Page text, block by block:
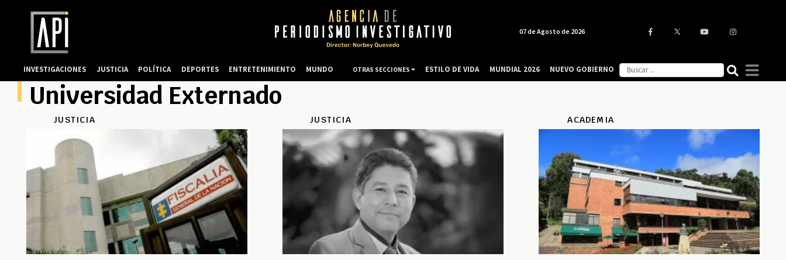
Universidad Externado
JUSTICIA JUSTICIA ACADEMIA
07 de Agosto de 2026
INVESTIGACIONES JUSTICIA POLÍTICA DEPORTES ENTRETENIMIENTO MUNDO OTRAS SECCIONES ESTILO DE VIDA MUNDIAL 2026 NUEVO GOBIERNO